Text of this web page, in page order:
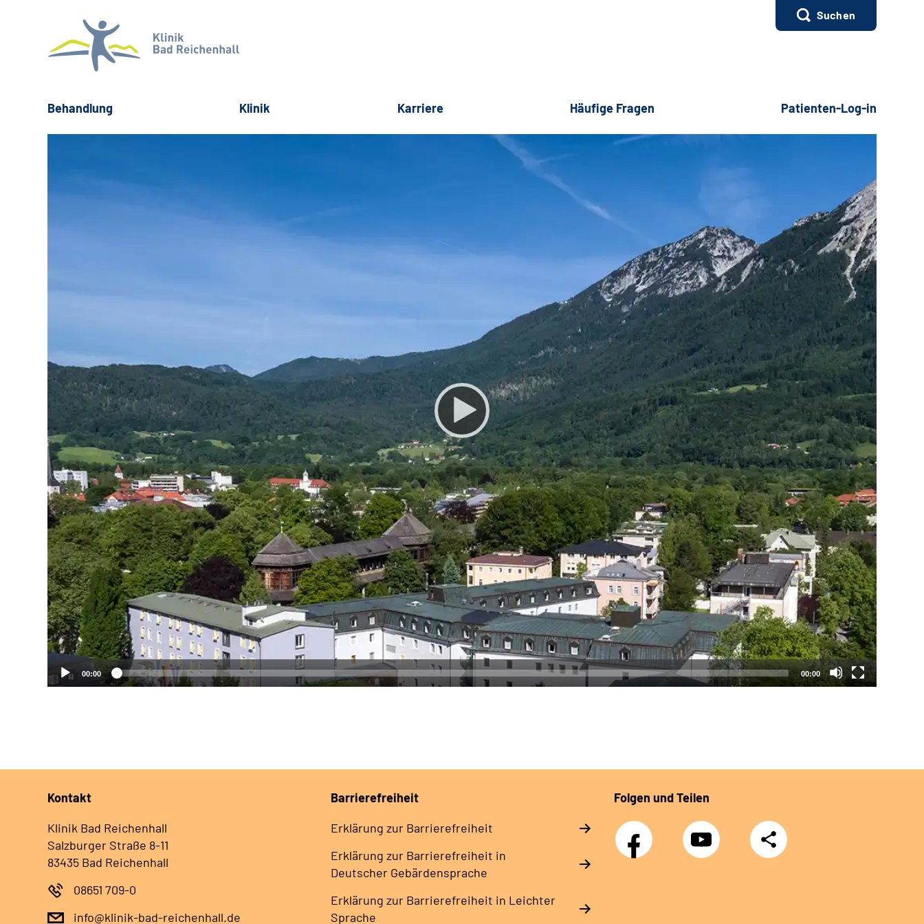
Suchen
Behandlung Klinik Karriere Häufige Fragen Patienten-Log-in
00:00 00:00
Kontakt
Klinik Bad Reichenhall
Salzburger Straße 8-11
83435 Bad Reichenhall
08651 709-0
info@klinik-bad-reichenhall.de
Barrierefreiheit
Erklärung zur Barrierefreiheit
Erklärung zur Barrierefreiheit in
Deutscher Gebärdensprache
Erklärung zur Barrierefreiheit in Leichter
Sprache
Folgen und Teilen
Facebook YouTube
Teilen